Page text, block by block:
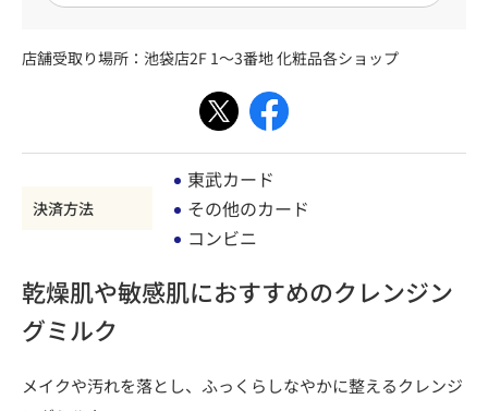
店舗受取り場所： 池袋店2F 1～3番地 化粧品各ショップ
決済方法
東武カード
その他のカード
コンビニ
乾燥肌や敏感肌におすすめのクレンジン
グミルク
メイクや汚れを落とし、ふっくらしなやかに整えるクレンジ